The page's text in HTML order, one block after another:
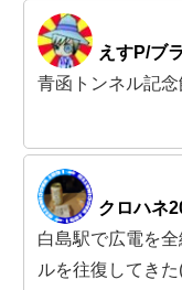
えすP/ブ
青函トンネル記念
クロハネ
白島駅で広電を
ルを往復してき